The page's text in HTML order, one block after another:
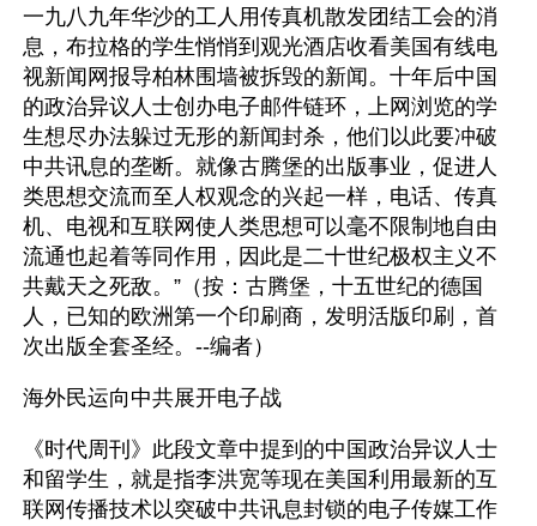
一九八九年华沙的工人用传真机散发团结工会的消
息，布拉格的学生悄悄到观光酒店收看美国有线电
视新闻网报导柏林围墙被拆毁的新闻。十年后中国
的政治异议人士创办电子邮件链环，上网浏览的学
生想尽办法躲过无形的新闻封杀，他们以此要冲破
中共讯息的垄断。就像古腾堡的出版事业，促进人
类思想交流而至人权观念的兴起一样，电话、传真
机、电视和互联网使人类思想可以毫不限制地自由
流通也起着等同作用，因此是二十世纪极权主义不
共戴天之死敌。”（按：古腾堡，十五世纪的德国
人，已知的欧洲第一个印刷商，发明活版印刷，首
次出版全套圣经。--编者）
海外民运向中共展开电子战
《时代周刊》此段文章中提到的中国政治异议人士
和留学生，就是指李洪宽等现在美国利用最新的互
联网传播技术以突破中共讯息封锁的电子传媒工作